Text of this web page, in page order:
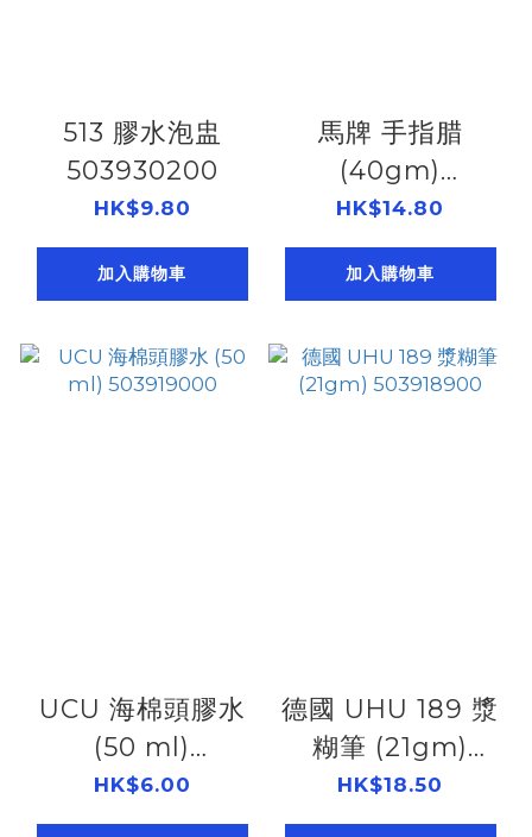
513 膠水泡盅
503930200
HK$9.80
加入購物車
馬牌 手指腊
(40gm)
503921000
HK$14.80
加入購物車
UCU 海棉頭膠水
(50 ml)
503919000
HK$6.00
德國 UHU 189 漿
糊筆 (21gm)
503918900
HK$18.50